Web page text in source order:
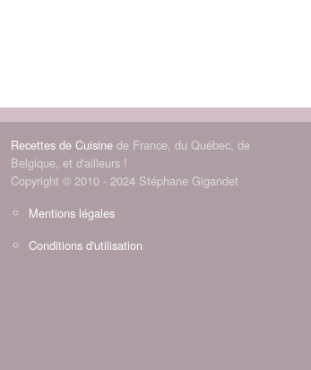
Recettes de Cuisine de France, du Québec, de
Belgique, et d'ailleurs !
Copyright © 2010 - 2024 Stéphane Gigandet
Mentions légales
Conditions d'utilisation